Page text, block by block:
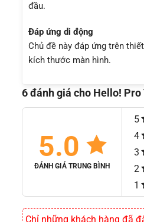
đầu.
Đáp ứng di động
Chủ đề này đáp ứng trên
kích thước màn hình.
6 đánh giá cho Hello! Pro
5.0
ĐÁNH GIÁ TRUNG BÌNH
5
4
3
2
1
Chỉ những khách hàng đã